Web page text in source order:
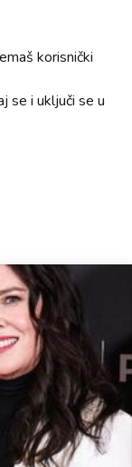
korisnički
se i uključi se u